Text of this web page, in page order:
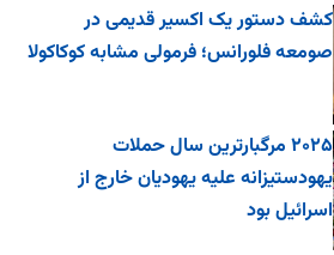
کشف دستور یک اکسیر قدیمی در
صومعه فلورانس؛ فرمولی مشابه کوکاکولا
۲۰۲۵ مرگبارترین سال حملات
یهودستیزانه علیه یهودیان خارج از
اسرائیل بود